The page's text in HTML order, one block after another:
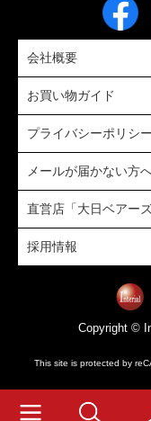
会社概要
お買い物ガイド
プライバシーポリシ
メールが届かない方
直営店「大日ベアーズ
採用情報
Copyright ©
This site is protected by